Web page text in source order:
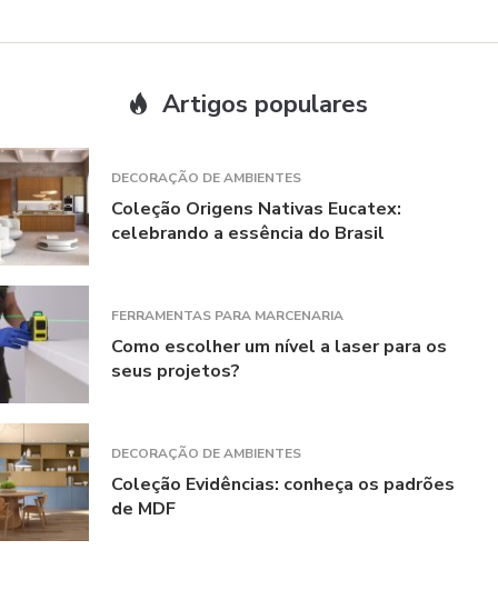
Artigos populares
DECORAÇÃO DE AMBIENTES
Coleção Origens Nativas Eucatex:
celebrando a essência do Brasil
FERRAMENTAS PARA MARCENARIA
Como escolher um nível a laser para os
seus projetos?
DECORAÇÃO DE AMBIENTES
Coleção Evidências: conheça os padrões
de MDF